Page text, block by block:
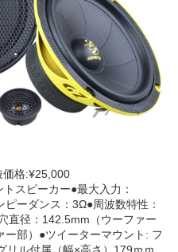
格:¥25,000
スピーカー●最大入力：
ーダンス：3Ω●周波数特性：
直径：142.5mm（ウーファー
部）●ツイーターマウント: フ